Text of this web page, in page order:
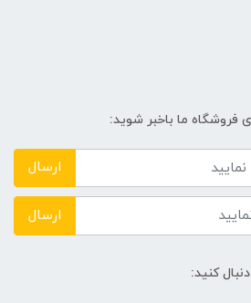
فروشگاه ما باخبر شوید:
ارسال
ارسال
کنید: